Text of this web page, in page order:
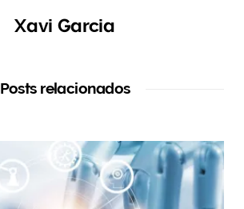
Xavi Garcia
Posts relacionados